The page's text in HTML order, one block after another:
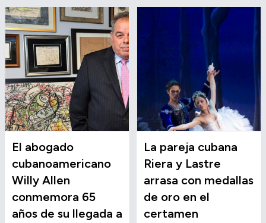
El abogado
cubanoamericano
Willy Allen
conmemora 65
años de su llegada a
La pareja cubana
Riera y Lastre
arrasa con medallas
de oro en el
certamen